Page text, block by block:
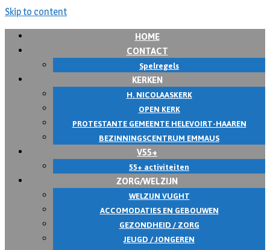
Skip to content
HOME
CONTACT
Spelregels
KERKEN
H. NICOLAASKERK
OPEN KERK
PROTESTANTE GEMEENTE HELEVOIRT-HAAREN
BEZINNINGSCENTRUM EMMAUS
V55+
55+ activiteiten
ZORG/WELZIJN
WELZIJN VUGHT
ACCOMODATIES EN GEBOUWEN
GEZONDHEID / ZORG
JEUGD / JONGEREN